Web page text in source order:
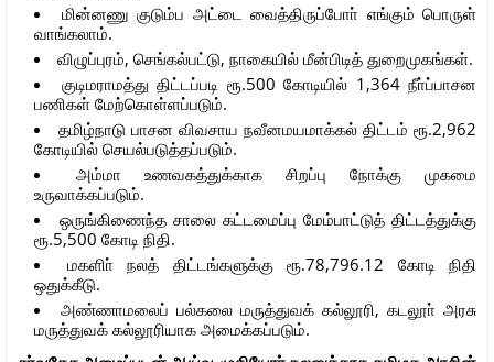
மின்னணு குடும்ப அட்டை வைத்திருப்போா் எங்கும் பொருள்
வாங்கலாம்.
விழுப்புரம், செங்கல்பட்டு, நாகையில் மீன்பிடித் துறைமுகங்கள்.
குடிமராமத்து திட்டப்படி ரூ.500 கோடியில் 1,364 நீா்ப்பாசன
பணிகள் மேற்கொள்ளப்படும்.
தமிழ்நாடு பாசன விவசாய நவீனமயமாக்கல் திட்டம் ரூ.2,962
கோடியில் செயல்படுத்தப்படும்.
அம்மா உணவகத்துக்காக சிறப்பு நோக்கு முகமை
உருவாக்கப்படும்.
ஒருங்கிணைந்த சாலை கட்டமைப்பு மேம்பாட்டுத் திட்டத்துக்கு
ரூ.5,500 கோடி நிதி.
மகளிா் நலத் திட்டங்களுக்கு ரூ.78,796.12 கோடி நிதி
ஒதுக்கீடு.
அண்ணாமலைப் பல்கலை மருத்துவக் கல்லூரி, கடலூா் அரசு
மருத்துவக் கல்லூரியாக அமைக்கப்படும்.